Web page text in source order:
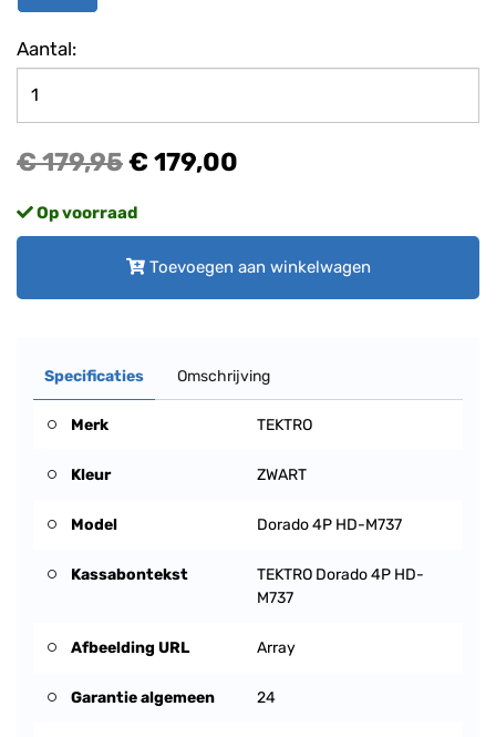
Aantal:
€ 179,95€ 179,00
Op voorraad
Toevoegen aan winkelwagen
Specificaties Omschrijving
Merk TEKTRO
Kleur ZWART
Model Dorado 4P HD-M737
Kassabontekst
TEKTRO Dorado 4P HD-
M737
Afbeelding URL Array
Garantie algemeen 24